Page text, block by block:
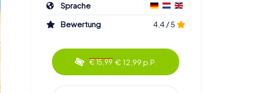
Sprache
Bewertung
4,4 / 5
€ 15,99 € 12,99 p.P.